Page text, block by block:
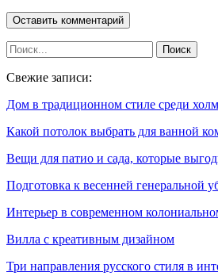
Свежие записи:
Дом в традиционном стиле среди
Какой потолок выбрать для ванной
Вещи для патио и сада, которые
Подготовка к весенней генеральной
Интерьер в современном
Вилла с креативным дизайном
Три направления русского стиля в